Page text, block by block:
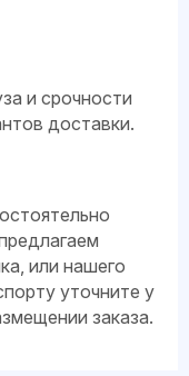
и срочности
доставки.
или нашего
уточните у
заказа.